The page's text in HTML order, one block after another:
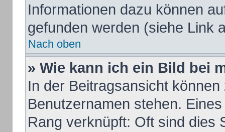
Informationen dazu können
gefunden werden (siehe Link
Nach oben
» Wie kann ich ein Bild bei
In der Beitragsansicht
Benutzernamen stehen.
Rang verknüpft: Oft sind dies